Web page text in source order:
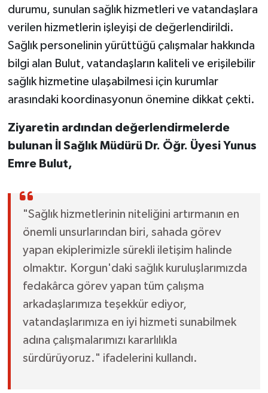
durumu, sunulan sağlık hizmetleri ve vatandaşlara
verilen hizmetlerin işleyişi de değerlendirildi.
Sağlık personelinin yürüttüğü çalışmalar hakkında
bilgi alan Bulut, vatandaşların kaliteli ve erişilebilir
sağlık hizmetine ulaşabilmesi için kurumlar
arasındaki koordinasyonun önemine dikkat çekti.
Ziyaretin ardından değerlendirmelerde
bulunan İl Sağlık Müdürü Dr. Öğr. Üyesi Yunus
Emre Bulut,
"Sağlık hizmetlerinin niteliğini artırmanın en
önemli unsurlarından biri, sahada görev
yapan ekiplerimizle sürekli iletişim halinde
olmaktır. Korgun'daki sağlık kuruluşlarımızda
fedakârca görev yapan tüm çalışma
arkadaşlarımıza teşekkür ediyor,
vatandaşlarımıza en iyi hizmeti sunabilmek
adına çalışmalarımızı kararlılıkla
sürdürüyoruz." ifadelerini kullandı.